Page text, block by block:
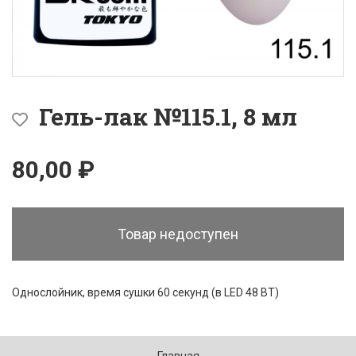
Гель-лак №115.1, 8 мл
80,00 ₽
Товар недоступен
Однослойник, время сушки 60 секунд (в LED 48 ВТ)